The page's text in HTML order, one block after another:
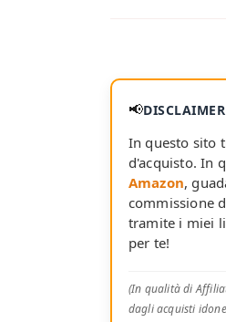
📢
In questo sito
d'acquisto. In
Amazon,
commissione
tramite i miei
per te!
(In qualità di
dagli acquisti